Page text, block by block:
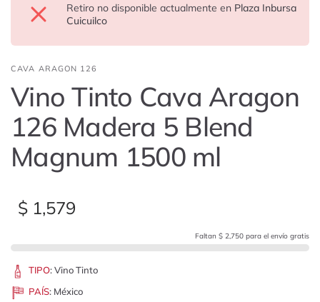
Retiro no disponible actualmente en Plaza Inbursa
Cuicuilco
CAVA ARAGON 126
Vino Tinto Cava Aragon
126 Madera 5 Blend
Magnum 1500 ml
$ 1,579
Faltan $ 2,750 para el envío gratis
TIPO:Vino Tinto
PAÍS: México